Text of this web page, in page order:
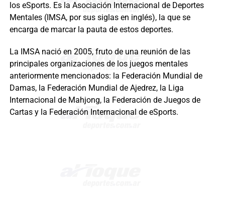
los eSports. Es la Asociación Internacional de Deportes
Mentales (IMSA, por sus siglas en inglés), la que se
encarga de marcar la pauta de estos deportes.
La IMSA nació en 2005, fruto de una reunión de las
principales organizaciones de los juegos mentales
anteriormente mencionados: la Federación Mundial de
Damas, la Federación Mundial de Ajedrez, la Liga
Internacional de Mahjong, la Federación de Juegos de
Cartas y la Federación Internacional de eSports.